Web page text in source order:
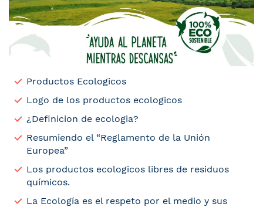
Productos Ecologicos
Logo de los productos ecologicos
¿Definicion de ecologia?
Resumiendo el “Reglamento de la Unión
Europea”
Los productos ecologicos libres de residuos
químicos.
La Ecología es el respeto por el medio y sus